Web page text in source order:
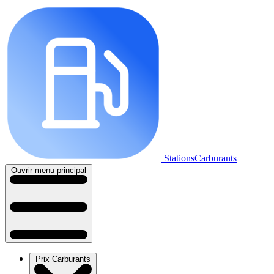
StationsCarburants
Ouvrir menu principal
Prix Carburants